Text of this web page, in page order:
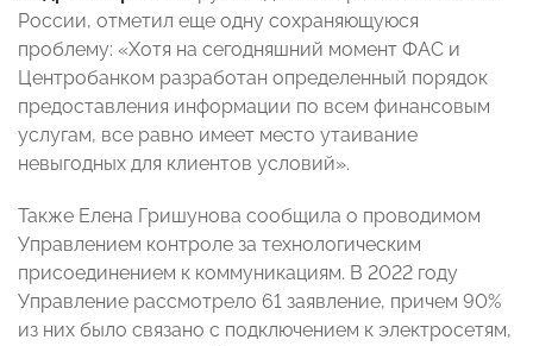
России, отметил еще одну сохраняющуюся
проблему: «Хотя на сегодняшний момент ФАС и
Центробанком разработан определенный порядок
предоставления информации по всем финансовым
услугам, все равно имеет место утаивание
невыгодных для клиентов условий».
Также Елена Гришунова сообщила о проводимом
Управлением контроле за технологическим
присоединением к коммуникациям. В 2022 году
Управление рассмотрело 61 заявление, причем 90%
из них было связано с подключением к электросетям,